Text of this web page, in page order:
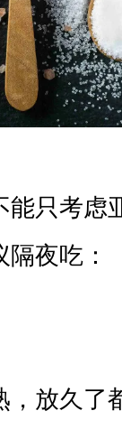
能只考虑
夜吃：
放久了